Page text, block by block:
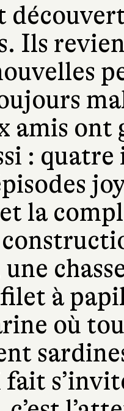
Ils
amis
: quatre
la
à
où
fait